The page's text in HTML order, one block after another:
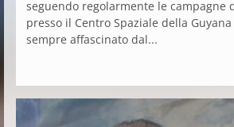
seguendo regolarmente le campagne
presso il Centro Spaziale della Guyana
sempre affascinato dal...